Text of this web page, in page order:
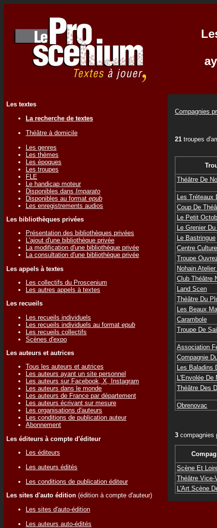
Les textes
La recherche de textes
Théâtre à domicile
Les genres
Les thèmes
Les époques
Les troupes
FLE
Le handicap moteur
Disponibles dans Imparato
Disponibles au format epub
Les enregistrements audios
Les bibliothèques privées
Présentation des bibliothèques privées
L'ajout d'une bibliothèque privée
La modification d'une bibliothèque privée
La consultation d'une bibliothèque privée
Les appels à textes
Les collectifs du Proscenium
Les autres appels à textes
Les recueils
Les recueils individuels
Les recueils individuels au format epub
Les recueils collectifs
Scènes d'expo
Les auteurs et autrices
Tous les auteurs et autrices
Les auteurs ayant un site personnel
Les auteurs sur Facebook, X, Instagram
Les auteurs dans le monde
Les auteurs de France par département
Les auteurs écrivant sur mesure
Les organisations d'auteurs
Les conditions de publication auteur
Abonnement
Les éditeurs à compte d'éditeur
Les éditeurs
Les auteurs édités
Les conditions de publication éditeur
Les sites d'auto édition (édition à compte d'auteur)
Les sites d'auto-édition
Les auteurs auto-édités
Compagnies
21 troupes
Théâtre De
Les Tréteaux
Coup De
Le Petit
Le Grenier
Le Bastringue
Centre
Troupe
Nohain
Club Théâtre
Land Scen
Théâtre Du
Les Beaux
Carambole
Troupe De
Association
Compagnie
Les Baladins
L'Envolée De
Théâtre Des
Obrenovac
3 compagnies
Scène Et
Théâtre Vice-
L'Art Scène